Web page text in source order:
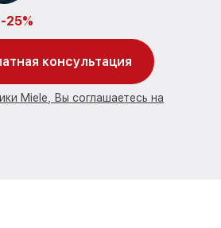
25%
консультация
Miele, Вы соглашаетесь на